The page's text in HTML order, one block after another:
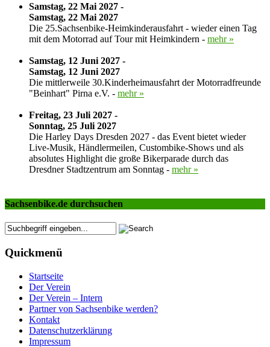
Samstag, 22 Mai 2027 -
Samstag, 22 Mai 2027
Die 25.Sachsenbike-Heimkinderausfahrt - wieder einen Tag
mit dem Motorrad auf Tour mit Heimkindern - mehr »
Samstag, 12 Juni 2027 -
Samstag, 12 Juni 2027
Die mittlerweile 30.Kinderheimausfahrt der Motorradfreunde
"Beinhart" Pirna e.V. - mehr »
Freitag, 23 Juli 2027 -
Sonntag, 25 Juli 2027
Die Harley Days Dresden 2027 - das Event bietet wieder
Live-Musik, Händlermeilen, Custombike-Shows und als
absolutes Highlight die große Bikerparade durch das
Dresdner Stadtzentrum am Sonntag - mehr »
Sachsenbike.de durchsuchen
Quickmenü
Startseite
Der Verein
Der Verein – Intern
Partner von Sachsenbike werden?
Kontakt
Datenschutzerklärung
Impressum